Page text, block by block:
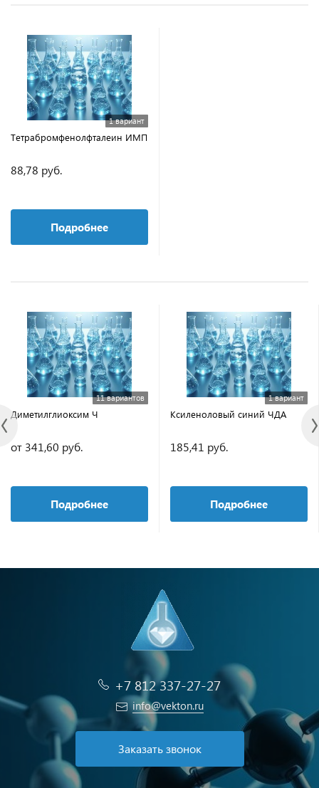
1 вариант
Тетрабромфенолфталеин ИМП
88,78 руб.
Подробнее
11 вариантов
Диметилглиоксим Ч
от 341,60 руб.
Подробнее
1 вариант
Ксиленоловый синий ЧДА
185,41 руб.
Подробнее
+7 812 337-27-27
info@vekton.ru
Заказать звонок